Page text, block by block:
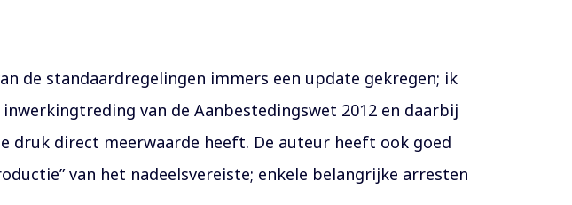
de standaardregelingen immers een update gekregen; ik
van de Aanbestedingswet 2012 en daarbij
druk direct meerwaarde heeft. De auteur heeft ook goed
van het nadeelsvereiste; enkele belangrijke arresten